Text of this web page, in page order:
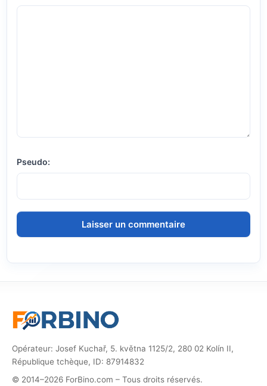
Pseudo:
Opérateur: Josef Kuchař, 5. května 1125/2, 280 02 Kolín II,
République tchèque, ID: 87914832
© 2014–2026 ForBino.com – Tous droits réservés.